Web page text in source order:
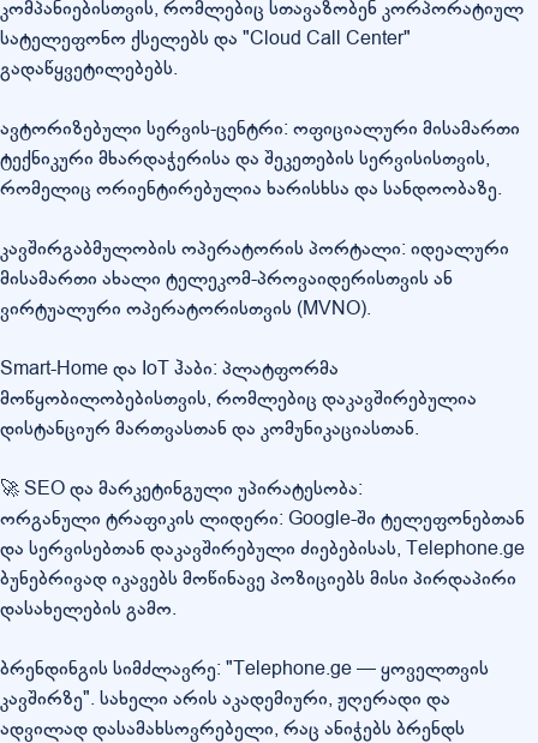
კომპანიებისთვის, რომლებიც სთავაზობენ კორპორატიულ
სატელეფონო ქსელებს და "Cloud Call Center"
გადაწყვეტილებებს.
ავტორიზებული სერვის-ცენტრი: ოფიციალური მისამართი
ტექნიკური მხარდაჭერისა და შეკეთების სერვისისთვის,
რომელიც ორიენტირებულია ხარისხსა და სანდოობაზე.
კავშირგაბმულობის ოპერატორის პორტალი: იდეალური
მისამართი ახალი ტელეკომ-პროვაიდერისთვის ან
ვირტუალური ოპერატორისთვის (MVNO).
Smart-Home და IoT ჰაბი: პლატფორმა
მოწყობილობებისთვის, რომლებიც დაკავშირებულია
დისტანციურ მართვასთან და კომუნიკაციასთან.
🚀 SEO და მარკეტინგული უპირატესობა:
ორგანული ტრაფიკის ლიდერი: Google-ში ტელეფონებთან
და სერვისებთან დაკავშირებული ძიებებისას, Telephone.ge
ბუნებრივად იკავებს მოწინავე პოზიციებს მისი პირდაპირი
დასახელების გამო.
ბრენდინგის სიმძლავრე: "Telephone.ge — ყოველთვის
კავშირზე". სახელი არის აკადემიური, ჟღერადი და
ადვილად დასამახსოვრებელი, რაც ანიჭებს ბრენდს